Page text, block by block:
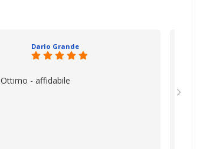
Dario Grande
Ottimo - affidabile
vera